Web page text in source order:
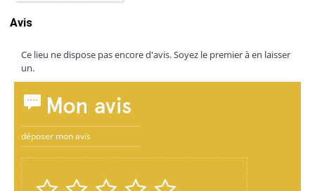
Avis
Ce lieu ne dispose pas encore d'avis. Soyez le premier à en laisser
un.
Mon avis
déposer mon avis